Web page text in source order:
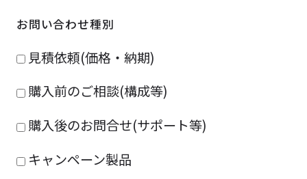
お問い合わせ種別
見積依頼(価格・納期)
購入前のご相談(構成等)
購入後のお問合せ(サポート等)
キャンペーン製品